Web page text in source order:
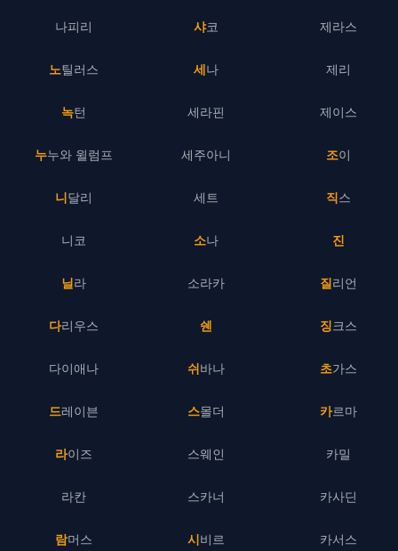
나피리
노틸러스
녹턴
누누와 윌럼프
니달리
니코
닐라
다리우스
다이애나
드레이븐
라이즈
라칸
람머스
샤코
세나
세라핀
세주아니
세트
소나
소라카
쉔
쉬바나
스몰더
스웨인
스카너
시비르
제라스
제리
제이스
조이
직스
진
질리언
징크스
초가스
카르마
카밀
카사딘
카서스